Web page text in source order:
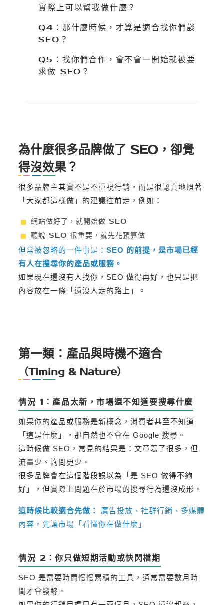
實際上可以幫我做什麼？
Q4：那什麼時候，才算是適合找你們談
SEO？
Q5：找你們合作，會不會一開始就被要
求做 SEO？
為什麼很多品牌做了 SEO，卻覺
得沒效果？
很多品牌主其實不是不重視行銷，而是很認真地照著
「大家都這樣做」的建議往前走，例如：
網站做好了，就開始做 SEO
聽說 SEO 很重要，就先花預算做
但常被忽略的一件事是：SEO 的前提，是市場已經
有人在搜尋你的產品或服務。
如果現在還沒有人找你，SEO 做得再好，也只是把
內容放在一條「還沒人走的路上」。
第一類：產品與時機不適合
（Timing & Nature）
情況 1：產品太新，市場還不知道要搜尋什麼
如果你的產品或服務是新概念，消費者甚至不知道
「這是什麼」，那自然也不會在 Google 搜尋。
這時候做 SEO，常見的結果是：文章寫了很多，但
流量少、詢問更少。
很多品牌會在這個階段誤以為「是 SEO 做得不夠
好」，但實際上問題在於市場的搜尋行為還沒成形。
這時候比較適合先做：
廣告投放、社群行銷、多媒體
內容，先讓市場「看懂你在做什麼」
情況 2：你只做短期活動或快閃檔期
SEO 是需要時間慢慢累積的工具，通常需要數月時
間才會發酵。